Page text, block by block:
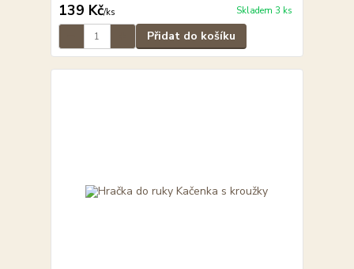
139 Kč/ks Skladem 3 ks
Přidat do košíku